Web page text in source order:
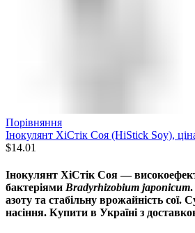
Порівняння
Інокулянт ХіСтік Соя (HiStick Soy),
$14.01
Інокулянт ХіСтік Соя—
бактеріями Bradyrhizobium japonicum.
азоту та стабільну врожайність сої.
насіння. Купити в Україні з